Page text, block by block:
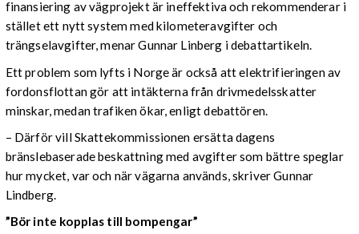
finansiering av vägprojekt är ineffektiva och rekommenderar i
stället ett nytt system med kilometeravgifter och
trängselavgifter, menar Gunnar Linberg i debattartikeln.
Ett problem som lyfts i Norge är också att elektrifieringen av
fordonsflottan gör att intäkterna från drivmedelsskatter
minskar, medan trafiken ökar, enligt debattören.
– Därför vill Skattekommissionen ersätta dagens
bränslebaserade beskattning med avgifter som bättre speglar
hur mycket, var och när vägarna används, skriver Gunnar
Lindberg.
”Bör inte kopplas till bompengar”